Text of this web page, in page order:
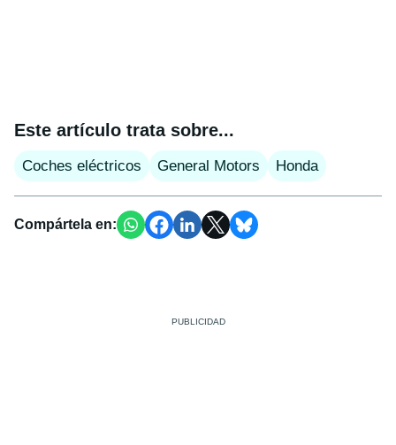
Este artículo trata sobre...
Coches eléctricos General Motors Honda
Compártela en: